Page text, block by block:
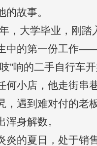
的故事。
大学毕业，刚踏
中的第一份工作
”响的二手自行车
何小店，他走街串
，遇到难对付的老
浑身解数。
的夏日，处于销